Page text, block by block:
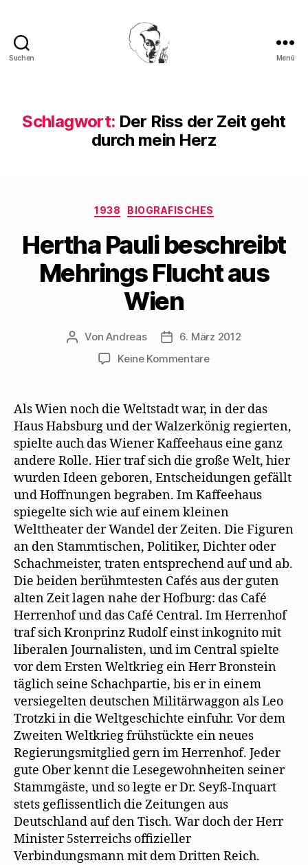
Suchen Menü
Schlagwort: Der Riss der Zeit geht
durch mein Herz
Kategorien
1938 BIOGRAFISCHES
Hertha Pauli beschreibt
Mehrings Flucht aus
Wien
Beitragsautor
VonAndreas Beitragsdatum
6. März 2012
Keine Kommentarezu
beschreibt
Mehrings
Flucht
aus
Wien
Als Wien noch die Weltstadt war, in der das
Haus Habsburg und der Walzerkönig regierten,
spielte auch das Wiener Kaffeehaus eine ganz
andere Rolle. Hier traf sich die große Welt, hier
wurden Ideen geboren, Entscheidungen gefällt
und Hoffnungen begraben. Im Kaffeehaus
spiegelte sich wie auf einem kleinen
Welttheater der Wandel der Zeiten. Die Figuren
an den Stammtischen, Politiker, Dichter oder
Schachmeister, traten entsprechend auf und ab.
Die beiden berühmtesten Cafés aus der guten
alten Zeit lagen nahe der Hofburg: das Café
Herrenhof und das Café Central. Im Herrenhof
traf sich Kronprinz Rudolf einst inkognito mit
liberalen Journalisten, und im Central spielte
vor dem Ersten Weltkrieg ein Herr Bronstein
täglich seine Schachpartie, bis er in einem
versiegelten deutschen Militärwaggon als Leo
Trotzki in die Weltgeschichte einfuhr. Vor dem
Zweiten Weltkrieg frühstückte ein neues
Regierungsmitglied gern im Herrenhof. Jeder
gute Ober kennt die Lesegewohnheiten seiner
Stammgäste, und so legte er Dr. Seyß-Inquart
stets geflissentlich die Zeitungen aus
Deutschland auf den Tisch. War doch der Herr
Minister 5sterreichs offizieller
Verbindungsmann mit dem Dritten Reich.